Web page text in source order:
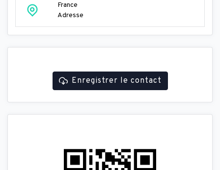
France
Adresse
Enregistrer le contact